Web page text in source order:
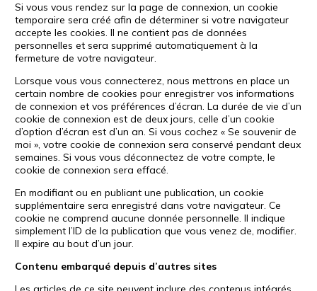
Si vous vous rendez sur la page de connexion, un cookie
temporaire sera créé afin de déterminer si votre navigateur
accepte les cookies. Il ne contient pas de données
personnelles et sera supprimé automatiquement à la
fermeture de votre navigateur.
Lorsque vous vous connecterez, nous mettrons en place un
certain nombre de cookies pour enregistrer vos informations
de connexion et vos préférences d’écran. La durée de vie d’un
cookie de connexion est de deux jours, celle d’un cookie
d’option d’écran est d’un an. Si vous cochez « Se souvenir de
moi », votre cookie de connexion sera conservé pendant deux
semaines. Si vous vous déconnectez de votre compte, le
cookie de connexion sera effacé.
En modifiant ou en publiant une publication, un cookie
supplémentaire sera enregistré dans votre navigateur. Ce
cookie ne comprend aucune donnée personnelle. Il indique
simplement l’ID de la publication que vous venez de, modifier.
Il expire au bout d’un jour.
Contenu embarqué depuis d’autres sites